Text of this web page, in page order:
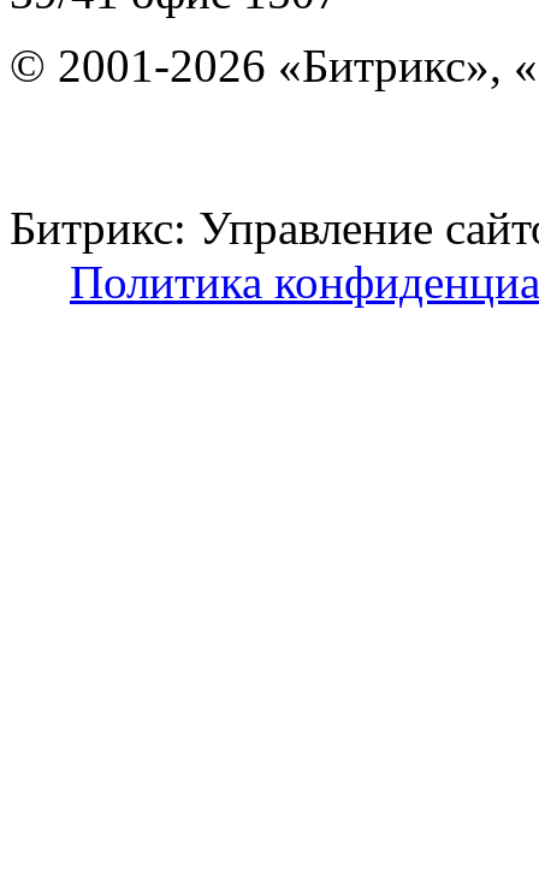
© 2001-2026 «Битрикс»,
Битрикс: Управление
Политика